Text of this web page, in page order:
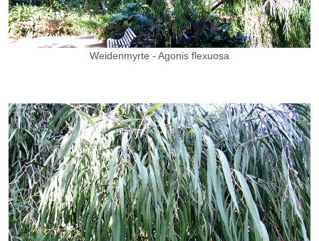
Weidenmyrte - Agonis flexuosa